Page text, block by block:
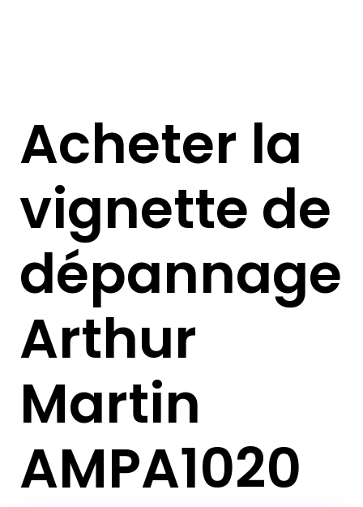
Acheter la
vignette de
dépannage
Arthur
Martin
AMPA1020